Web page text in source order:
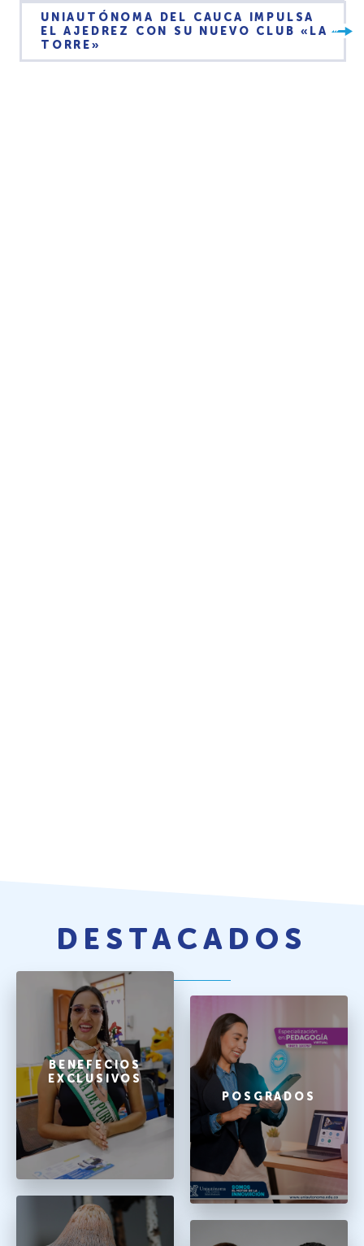
UNIAUTÓNOMA DEL CAUCA IMPULSA
EL AJEDREZ CON SU NUEVO CLUB «LA
TORRE»
DESTACADOS
BENEFECIOS
EXCLUSIVOS
POSGRADOS